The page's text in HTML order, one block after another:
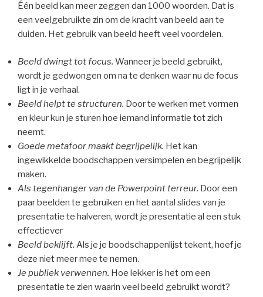
Één beeld kan meer zeggen dan 1000 woorden. Dat is
een veelgebruikte zin om de kracht van beeld aan te
duiden. Het gebruik van beeld heeft veel voordelen.
Beeld dwingt tot focus. Wanneer je beeld gebruikt,
wordt je gedwongen om na te denken waar nu de focus
ligt in je verhaal.
Beeld helpt te structuren. Door te werken met vormen
en kleur kun je sturen hoe iemand informatie tot zich
neemt.
Goede metafoor maakt begrijpelijk. Het kan
ingewikkelde boodschappen versimpelen en begrijpelijk
maken.
Als tegenhanger van de Powerpoint terreur. Door een
paar beelden te gebruiken en het aantal slides van je
presentatie te halveren, wordt je presentatie al een stuk
effectiever
Beeld beklijft. Als je je boodschappenlijst tekent, hoef je
deze niet meer mee te nemen.
Je publiek verwennen. Hoe lekker is het om een
presentatie te zien waarin veel beeld gebruikt wordt?